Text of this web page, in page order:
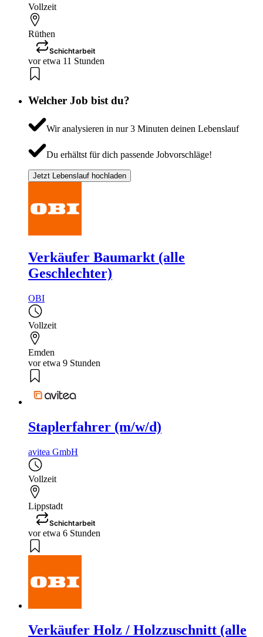
Vollzeit
Rüthen
Schichtarbeit
vor etwa 11 Stunden
Welcher Job bist du?
Wir analysieren in nur 3 Minuten deinen Lebenslauf
Du erhältst für dich passende Jobvorschläge!
Jetzt Lebenslauf hochladen
Verkäufer Baumarkt (alle
Geschlechter)
OBI
Vollzeit
Emden
vor etwa 9 Stunden
Staplerfahrer (m/w/d)
avitea GmbH
Vollzeit
Lippstadt
Schichtarbeit
vor etwa 6 Stunden
Verkäufer Holz / Holzzuschnitt (alle